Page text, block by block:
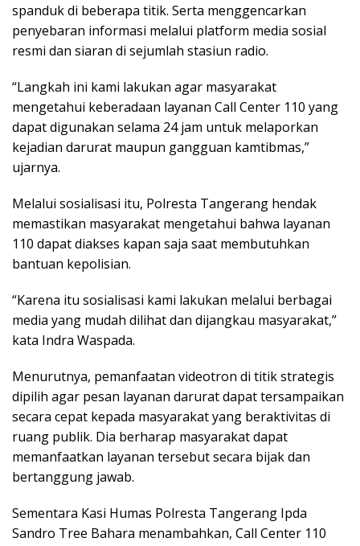
spanduk di beberapa titik. Serta menggencarkan
penyebaran informasi melalui platform media sosial
resmi dan siaran di sejumlah stasiun radio.
“Langkah ini kami lakukan agar masyarakat
mengetahui keberadaan layanan Call Center 110 yang
dapat digunakan selama 24 jam untuk melaporkan
kejadian darurat maupun gangguan kamtibmas,”
ujarnya.
Melalui sosialisasi itu, Polresta Tangerang hendak
memastikan masyarakat mengetahui bahwa layanan
110 dapat diakses kapan saja saat membutuhkan
bantuan kepolisian.
“Karena itu sosialisasi kami lakukan melalui berbagai
media yang mudah dilihat dan dijangkau masyarakat,”
kata Indra Waspada.
Menurutnya, pemanfaatan videotron di titik strategis
dipilih agar pesan layanan darurat dapat tersampaikan
secara cepat kepada masyarakat yang beraktivitas di
ruang publik. Dia berharap masyarakat dapat
memanfaatkan layanan tersebut secara bijak dan
bertanggung jawab.
Sementara Kasi Humas Polresta Tangerang Ipda
Sandro Tree Bahara menambahkan, Call Center 110